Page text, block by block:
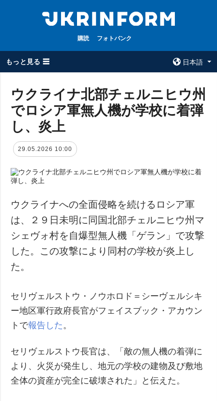
購読 フォトバンク
もっと見る ☰
日本語
全てのトピック
戦争
政治
経済・復興
防衛
社会・文化
スポーツ
犯罪
事故・緊急事態
ウクルインフォ
ルム
インタビュー
写真
動画
フォトバンク
ウクライナ北部チェルニヒウ州
でロシア軍無人機が学校に着弾
し、炎上
29.05.2026 10:00
ウクライナへの全面侵略を続けるロシア軍
は、２９日未明に同国北部チェルニヒウ州マ
シェヴォ村を自爆型無人機「ゲラン」で攻撃
した。この攻撃により同村の学校が炎上し
た。
セリヴェルストウ・ノウホロド＝シーヴェルシキ
ー地区軍行政府長官がフェイスブック・アカウン
トで報告した 。
セリヴェルストウ長官は、「敵の無人機の着弾に
より、火災が発生し、地元の学校の建物及び敷地
全体の資産が完全に破壊された」と伝えた。